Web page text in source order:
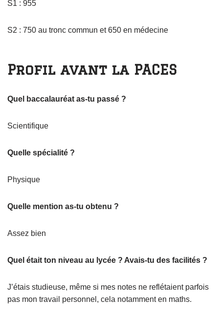
S1 : 955
S2 : 750 au tronc commun et 650 en médecine
Profil avant la PACES
Quel baccalauréat as-tu passé ?
Scientifique
Quelle spécialité ?
Physique
Quelle mention as-tu obtenu ?
Assez bien
Quel était ton niveau au lycée ? Avais-tu des facilités ?
J’étais studieuse, même si mes notes ne reflétaient parfois
pas mon travail personnel, cela notamment en maths.